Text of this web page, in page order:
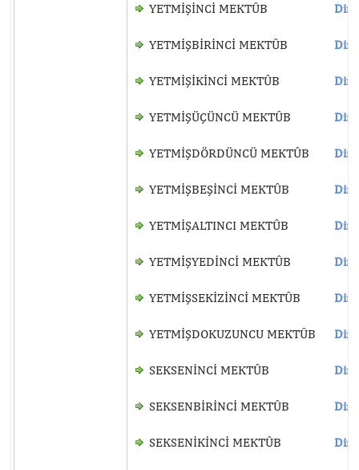
YETMİŞİNCİ MEKTÛB
YETMİŞBİRİNCİ MEKTÛB
YETMİŞİKİNCİ MEKTÛB
YETMİŞÜÇÜNCÜ MEKTÛB
YETMİŞDÖRDÜNCÜ MEKTÛB
YETMİŞBEŞİNCİ MEKTÛB
YETMİŞALTINCI MEKTÛB
YETMİŞYEDİNCİ MEKTÛB
YETMİŞSEKİZİNCİ MEKTÛB
YETMİŞDOKUZUNCU MEKTÛB
SEKSENİNCİ MEKTÛB
SEKSENBİRİNCİ MEKTÛB
SEKSENİKİNCİ MEKTÛB